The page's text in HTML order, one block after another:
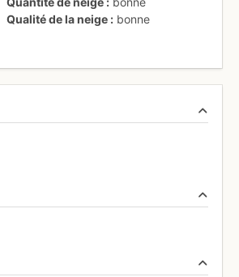
Qualité de la neige
bonne